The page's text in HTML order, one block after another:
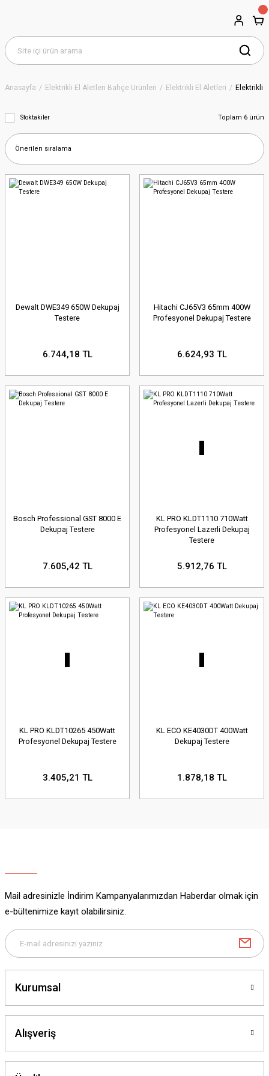
Anasayfa Elektrikli El Aletleri Bahçe Ürünleri Elektrikli El Aletleri Elektrikli
Stoktakiler Toplam 6 ürün
Dewalt DWE349 650W Dekupaj
Testere
6.744,18 TL
Hitachi CJ65V3 65mm 400W
Profesyonel Dekupaj Testere
6.624,93 TL
Bosch Professional GST 8000 E
Dekupaj Testere
7.605,42 TL
KL PRO KLDT1110 710Watt
Profesyonel Lazerli Dekupaj
Testere
5.912,76 TL
KL PRO KLDT10265 450Watt
Profesyonel Dekupaj Testere
3.405,21 TL
KL ECO KE4030DT 400Watt
Dekupaj Testere
1.878,18 TL
Mail adresinizle İndirim Kampanyalarımızdan Haberdar olmak için
e-bültenimize kayıt olabilirsiniz.
Kurumsal
Alışveriş